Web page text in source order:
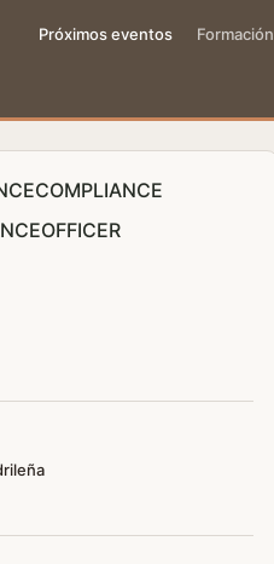
Próximos eventos Formación
COMPLIANCE